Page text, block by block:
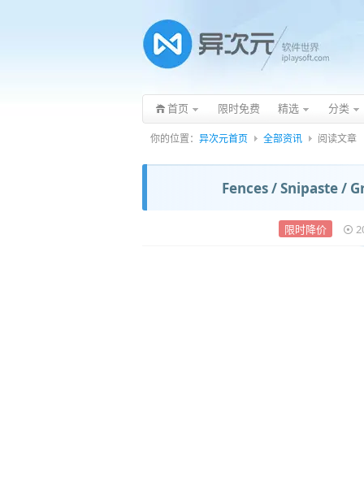
首页 限时免费 精选 分类
你的位置： 异次元首页 全部资讯 阅读文章
Fences / Snipaste /
限时降价